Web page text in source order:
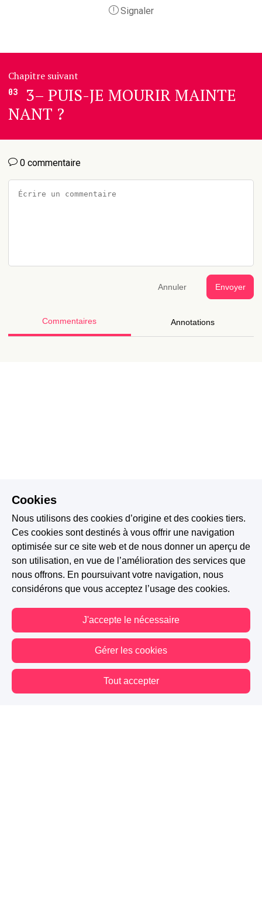
Signaler
Chapitre suivant
03
3– PUIS-JE MOURIR MAINTE
NANT ?
0 commentaire
Annuler Envoyer
Commentaires Annotations
Cookies
Nous utilisons des cookies d’origine et des cookies tiers.
Ces cookies sont destinés à vous offrir une navigation
optimisée sur ce site web et de nous donner un aperçu de
son utilisation, en vue de l’amélioration des services que
nous offrons. En poursuivant votre navigation, nous
considérons que vous acceptez l’usage des cookies.
J'accepte le nécessaire
Gérer les cookies
Tout accepter